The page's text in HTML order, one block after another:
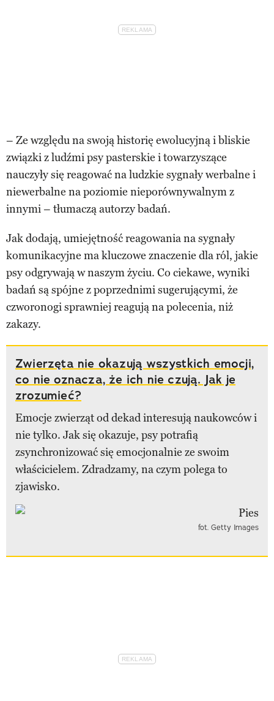
– Ze względu na swoją historię ewolucyjną i bliskie
związki z ludźmi psy pasterskie i towarzyszące
nauczyły się reagować na ludzkie sygnały werbalne i
niewerbalne na poziomie nieporównywalnym z
innymi – tłumaczą autorzy badań.
Jak dodają, umiejętność reagowania na sygnały
komunikacyjne ma kluczowe znaczenie dla ról, jakie
psy odgrywają w naszym życiu. Co ciekawe, wyniki
badań są spójne z poprzednimi sugerującymi, że
czworonogi sprawniej reagują na polecenia, niż
zakazy.
Zwierzęta nie okazują wszystkich emocji,
co nie oznacza, że ich nie czują. Jak je
zrozumieć?
Emocje zwierząt od dekad interesują naukowców i
nie tylko. Jak się okazuje, psy potrafią
zsynchronizować się emocjonalnie ze swoim
właścicielem. Zdradzamy, na czym polega to
zjawisko.
fot. Getty Images